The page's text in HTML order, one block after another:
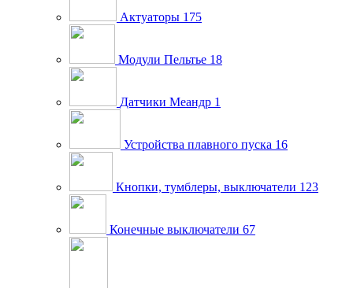
Актуаторы 175
Модули Пельтье 18
Датчики Меандр 1
Устройства плавного пуска 16
Кнопки, тумблеры, выключатели 123
Конечные выключатели 67